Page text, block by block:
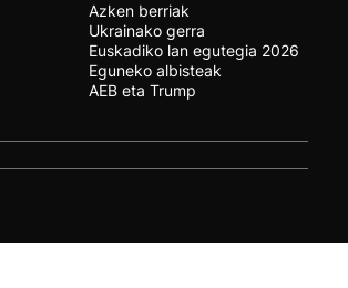
Azken berriak
Ukrainako gerra
Euskadiko lan egutegia 2026
Eguneko albisteak
AEB eta Trump